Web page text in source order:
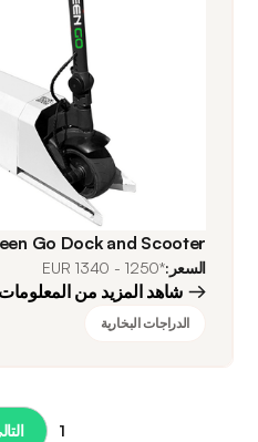
Go Dock and Scooter
السعر:*1250 - 1340 EUR
شاهد المزيد من المعلومات
الدراجات البخارية
1